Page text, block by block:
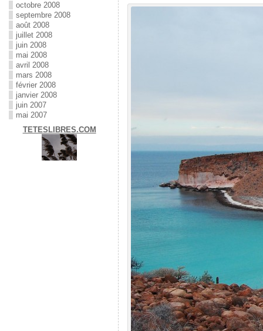
octobre 2008
septembre 2008
août 2008
juillet 2008
juin 2008
mai 2008
avril 2008
mars 2008
février 2008
janvier 2008
juin 2007
mai 2007
TETESLIBRES.COM